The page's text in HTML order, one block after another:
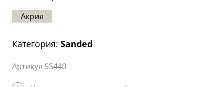
Карта
Акрил
Категория: Sanded
Артикул SS440